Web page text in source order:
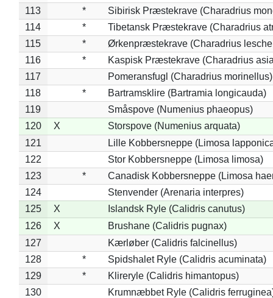
113
*
Sibirisk Præstekrave (Charadrius
114
*
Tibetansk Præstekrave (Charadrius
115
*
Ørkenpræstekrave (Charadrius
116
*
Kaspisk Præstekrave (Charadrius
117
Pomeransfugl (Charadrius morinellus)
118
*
Bartramsklire (Bartramia longicauda)
119
Småspove (Numenius phaeopus)
120
X
Storspove (Numenius arquata)
121
Lille Kobbersneppe (Limosa
122
Stor Kobbersneppe (Limosa limosa)
123
*
Canadisk Kobbersneppe (Limosa
124
Stenvender (Arenaria interpres)
125
X
Islandsk Ryle (Calidris canutus)
126
X
Brushane (Calidris pugnax)
127
Kærløber (Calidris falcinellus)
128
*
Spidshalet Ryle (Calidris acuminata)
129
*
Klireryle (Calidris himantopus)
130
Krumnæbbet Ryle (Calidris